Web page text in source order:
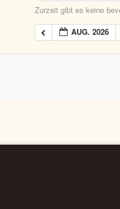
Zurzeit gibt es keine
AUG. 2026